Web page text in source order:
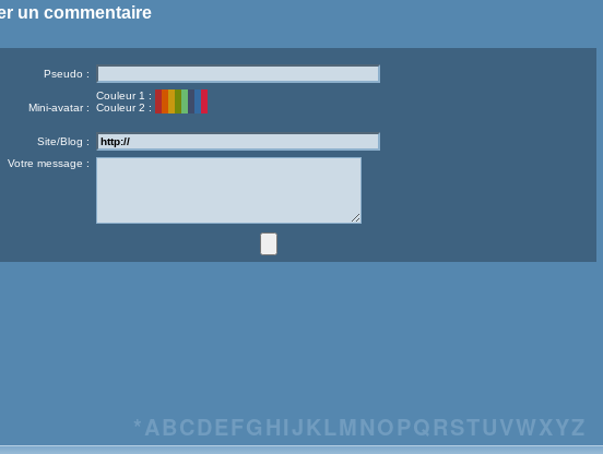
un commentaire
Pseudo :
Mini-avatar :
Couleur 1 :
Couleur 2 :
Site/Blog :
Votre message :
*ABCDEFG HIJ KLM NO PQRSTUVWXYZ